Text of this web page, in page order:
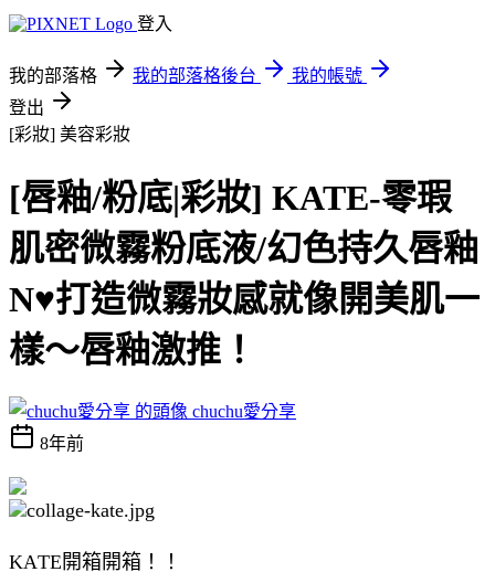
登入
我的部落格 我的部落格後台
我的帳號
登出
[彩妝] 美容彩妝
[唇釉/粉底|彩妝] KATE-零瑕
肌密微霧粉底液/幻色持久唇釉
N♥打造微霧妝感就像開美肌一
樣～唇釉激推！
chuchu愛分享
8年前
KATE開箱開箱！！